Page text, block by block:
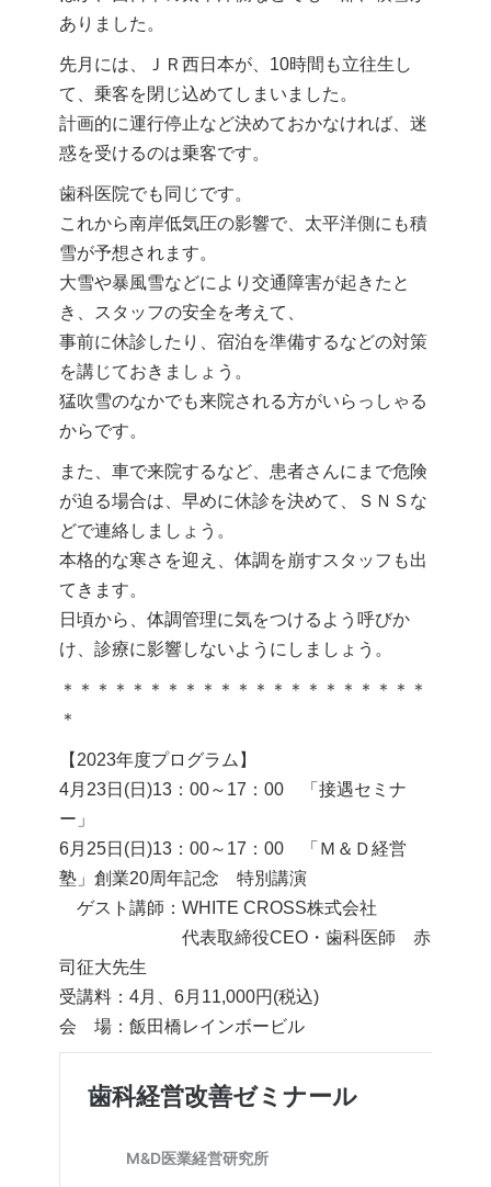
ありました。
先月には、ＪＲ西日本が、10時間も立往生し
て、乗客を閉じ込めてしまいました。
計画的に運行停止など決めておかなければ、迷
惑を受けるのは乗客です。
歯科医院でも同じです。
これから南岸低気圧の影響で、太平洋側にも積
雪が予想されます。
大雪や暴風雪などにより交通障害が起きたと
き、スタッフの安全を考えて、
事前に休診したり、宿泊を準備するなどの対策
を講じておきましょう。
猛吹雪のなかでも来院される方がいらっしゃる
からです。
また、車で来院するなど、患者さんにまで危険
が迫る場合は、早めに休診を決めて、ＳＮＳな
どで連絡しましょう。
本格的な寒さを迎え、体調を崩すスタッフも出
てきます。
日頃から、体調管理に気をつけるよう呼びか
け、診療に影響しないようにしましょう。
＊＊＊＊＊＊＊＊＊＊＊＊＊＊＊＊＊＊＊＊＊
＊
【2023年度プログラム】
4月23日(日)13：00～17：00 「接遇セミナ
ー」
6月25日(日)13：00～17：00 「Ｍ＆Ｄ経営
塾」創業20周年記念 特別講演
ゲスト講師：WHITE CROSS株式会社
代表取締役CEO・歯科医師 赤
司征大先生
受講料：4月、6月11,000円(税込)
会 場：飯田橋レインボービル